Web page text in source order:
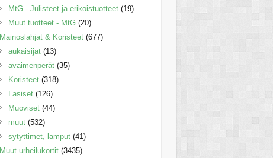
MtG - Julisteet ja erikoistuotteet (19)
Muut tuotteet - MtG (20)
Mainoslahjat & Koristeet (677)
aukaisijat (13)
avaimenperät (35)
Koristeet (318)
Lasiset (126)
Muoviset (44)
muut (532)
sytyttimet, lamput (41)
Muut urheilukortit (3435)